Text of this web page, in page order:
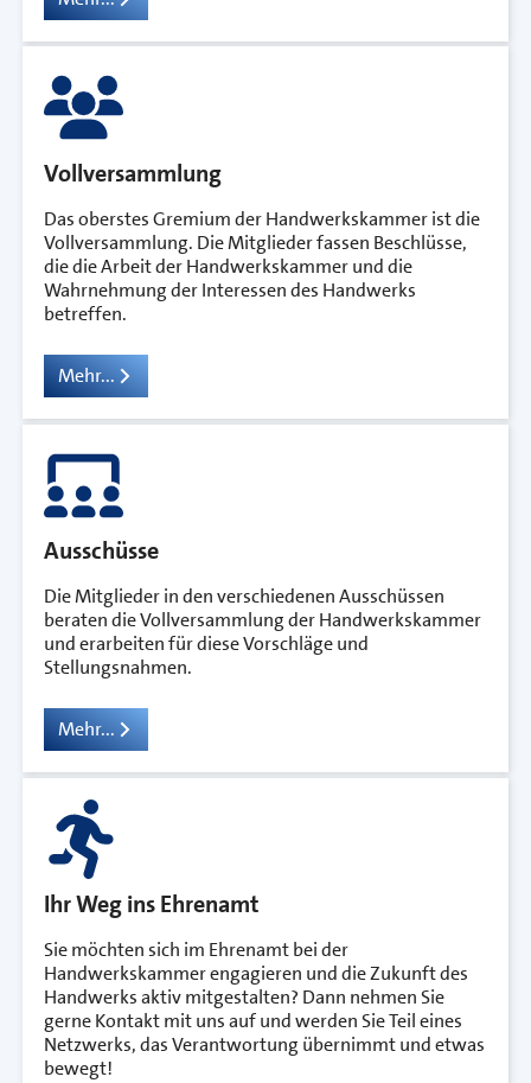
Vollversammlung
Das oberstes Gremium der Handwerkskammer ist die
Vollversammlung. Die Mitglieder fassen Beschlüsse,
die die Arbeit der Handwerkskammer und die
Wahrnehmung der Interessen des Handwerks
betreffen.
Mehr...
Ausschüsse
Die Mitglieder in den verschiedenen Ausschüssen
beraten die Vollversammlung der Handwerkskammer
und erarbeiten für diese Vorschläge und
Stellungsnahmen.
Mehr...
Ihr Weg ins Ehrenamt
Sie möchten sich im Ehrenamt bei der
Handwerkskammer engagieren und die Zukunft des
Handwerks aktiv mitgestalten? Dann nehmen Sie
gerne Kontakt mit uns auf und werden Sie Teil eines
Netzwerks, das Verantwortung übernimmt und etwas
bewegt!